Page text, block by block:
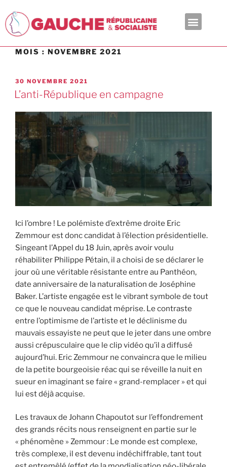
MOIS : NOVEMBRE 2021
30 NOVEMBRE 2021
L’anti-République en campagne
Ici l’ombre ! Le polémiste d’extrême droite Eric
Zemmour est donc candidat à l’élection présidentielle.
Singeant l’Appel du 18 Juin, après avoir voulu
réhabiliter Philippe Pétain, il a choisi de se déclarer le
jour où une véritable résistante entre au Panthéon,
date anniversaire de la naturalisation de Joséphine
Baker. L’artiste engagée est le vibrant symbole de tout
ce que le nouveau candidat méprise. Le contraste
entre l’optimisme de l’artiste et le déclinisme du
mauvais essayiste ne peut que le jeter dans une ombre
aussi crépusculaire que le clip vidéo qu’il a diffusé
aujourd’hui. Eric Zemmour ne convaincra que le milieu
de la petite bourgeoisie réac qui se réveille la nuit en
sueur en imaginant se faire « grand-remplacer » et qui
lui est déjà acquise.
Les travaux de Johann Chapoutot sur l’effondrement
des grands récits nous renseignent en partie sur le
« phénomène » Zemmour : Le monde est complexe,
très complexe, il est devenu indéchiffrable, tant tout